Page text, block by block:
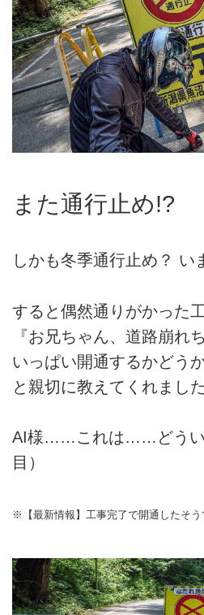
また通行止め!?
しかも冬季通行止め？ い
すると偶然通りがかった
『お兄ちゃん、道路崩れ
いっぱい開通するかどう
と親切に教えてくれました
AI様……これは……どうい
目）
※【最新情報】工事完了で開通したそう